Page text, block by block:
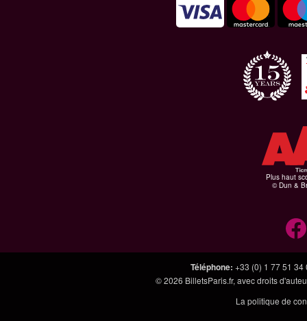
Plus haut
© Dun &
Téléphone: +33 (0) 1 77 51 34
© 2026 BilletsParis.fr, avec droits
La politique de